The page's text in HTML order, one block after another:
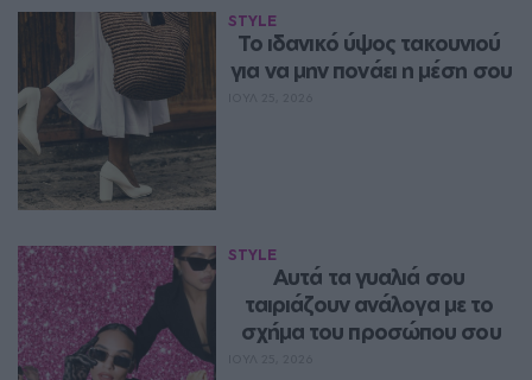
STYLE
Το ιδανικό ύψος τακουνιού
για να μην πονάει η μέση σου
STYLE
Αυτά τα γυαλιά σου
ταιριάζουν ανάλογα με το
σχήμα του προσώπου σου